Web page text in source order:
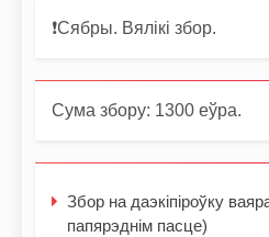
❗️Сябры. Вялікі збор.
Сума збору: 1300 еўра.
Збор на даэкіпіроўку
папярэднім пасце)